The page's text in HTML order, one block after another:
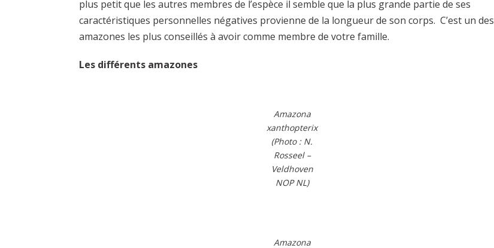
plus petit que les autres membres de l’espèce il semble que la plus grande partie de ses
caractéristiques personnelles négatives provienne de la longueur de son corps. C’est un des
amazones les plus conseillés à avoir comme membre de votre famille.
Les différents amazones
Amazona
xanthopterix
(Photo : N.
Rosseel –
Veldhoven
NOP NL)
Amazona